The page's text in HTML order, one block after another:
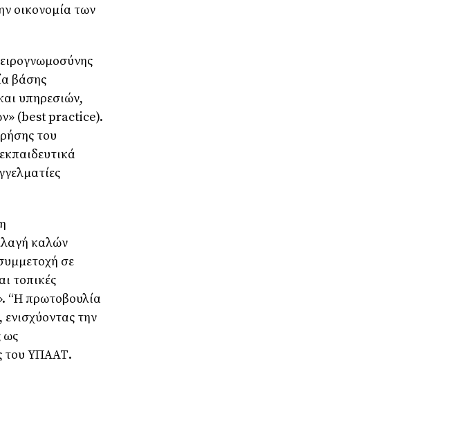
οικονομία των
βάσης
υπηρεσιών,
(best practice).
του
καλών
σε
τοπικές
“Η πρωτοβουλία
την
ως
του ΥΠΑΑΤ.